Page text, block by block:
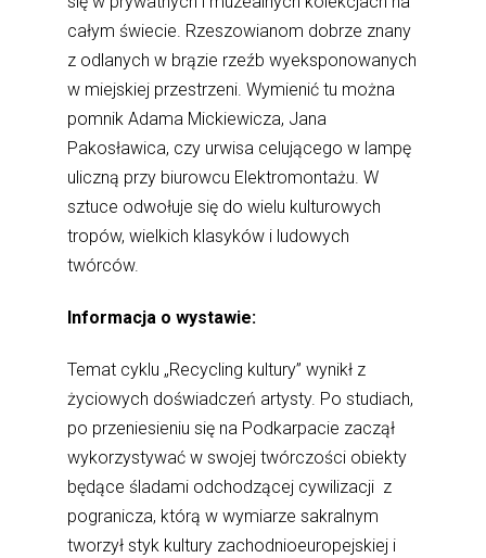
całym świecie. Rzeszowianom dobrze znany
z odlanych w brązie rzeźb wyeksponowanych
w miejskiej przestrzeni. Wymienić tu można
pomnik Adama Mickiewicza, Jana
Pakosławica, czy urwisa celującego w lampę
uliczną przy biurowcu Elektromontażu. W
sztuce odwołuje się do wielu kulturowych
tropów, wielkich klasyków i ludowych
twórców.
Informacja o wystawie:
Temat cyklu „Recycling kultury” wynikł z
życiowych doświadczeń artysty. Po studiach,
po przeniesieniu się na Podkarpacie zaczął
wykorzystywać w swojej twórczości obiekty
będące śladami odchodzącej cywilizacji z
pogranicza, którą w wymiarze sakralnym
tworzył styk kultury zachodnioeuropejskiej i